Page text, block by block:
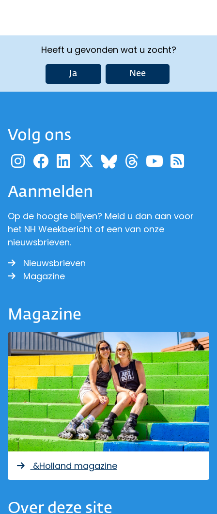
Heeft u gevonden wat u zocht?
Ja Nee
Volg ons
Ga naar de pagina van
Ga naar de pagina
Ga naar de
Ga naar de
Ga naar de
Ga naar
Ga
Aanmelden
Op de hoogte blijven? Meld u dan aan voor
het NH Weekbericht of een van onze
nieuwsbrieven.
Nieuwsbrieven
Magazine
Magazine
&Holland magazine
Over deze site